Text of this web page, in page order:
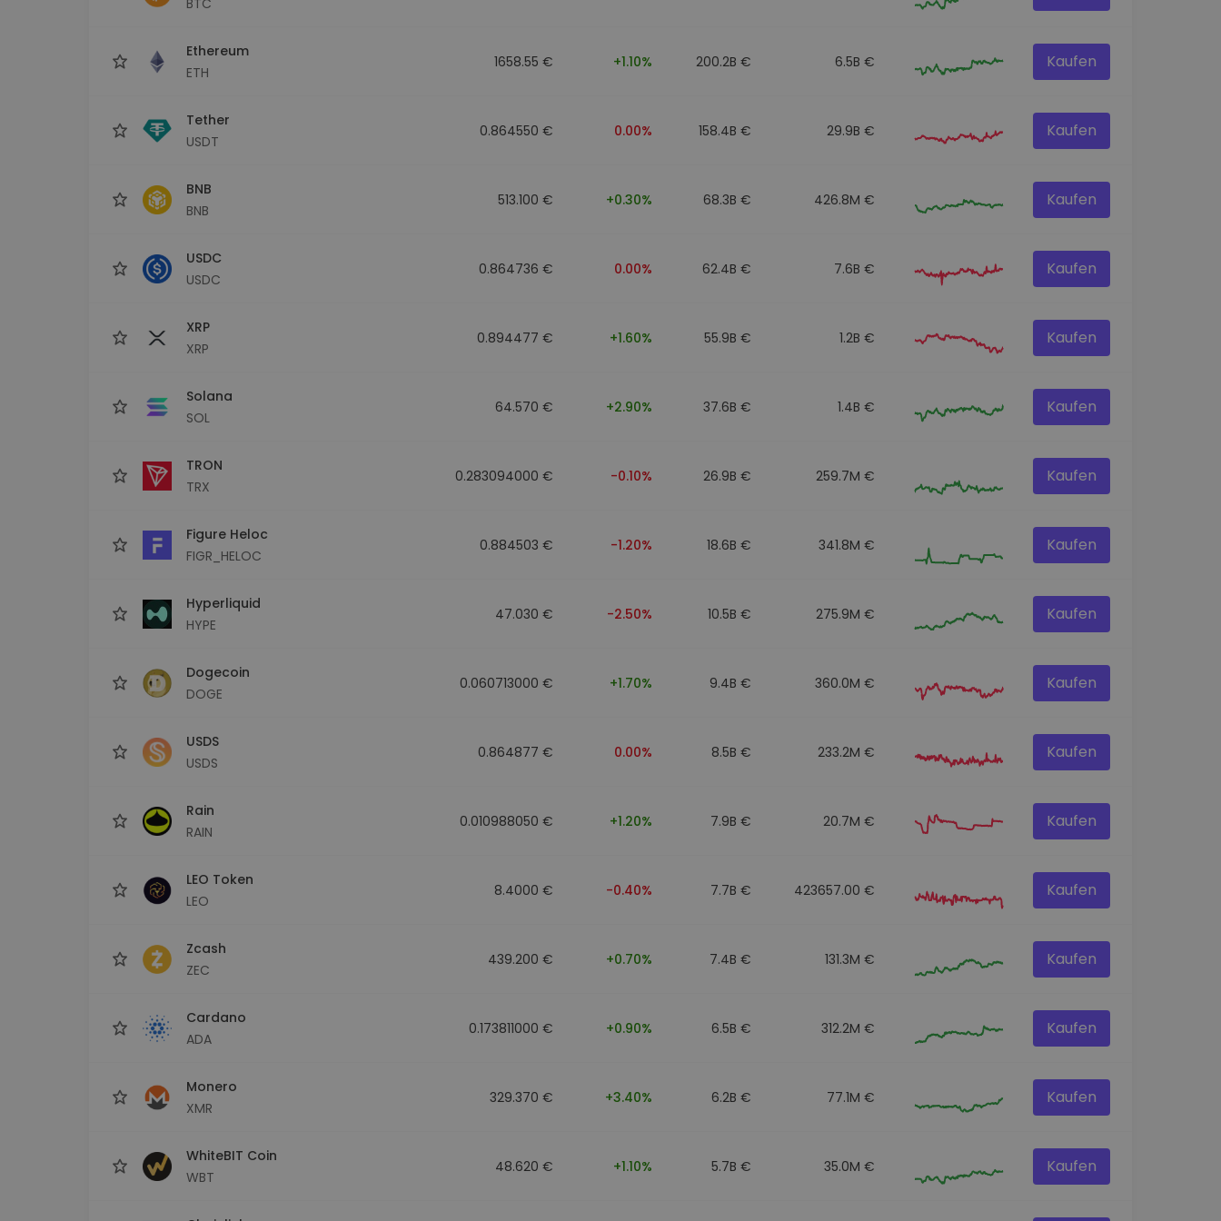
Finde deine Krypto-Strategie
Ethereum
ETH
1658.55 € +1.10% 200.2B € 6.5B € Kaufen
Tether
USDT
0.864550 € 0.00% 158.4B € 29.9B € Kaufen
BNB
BNB
513.100 € +0.30% 68.3B € 426.8M € Kaufen
USDC
USDC
0.864736 € 0.00% 62.4B € 7.6B € Kaufen
XRP
XRP
0.894477 € +1.60% 55.9B € 1.2B € Kaufen
Solana
SOL
64.570 € +2.90% 37.6B € 1.4B € Kaufen
TRON
TRX
0.283094000 € -0.10% 26.9B € 259.7M € Kaufen
Figure Heloc
FIGR_HELOC
0.884503 € -1.20% 18.6B € 341.8M € Kaufen
Hyperliquid
HYPE
47.030 € -2.50% 10.5B € 275.9M € Kaufen
Dogecoin
DOGE
0.060713000 € +1.70% 9.4B € 360.0M € Kaufen
USDS
USDS
0.864877 € 0.00% 8.5B € 233.2M € Kaufen
Rain
RAIN
0.010988050 € +1.20% 7.9B € 20.7M € Kaufen
LEO Token
LEO
8.4000 € -0.40% 7.7B € 423657.00 € Kaufen
Zcash
ZEC
439.200 € +0.70% 7.4B € 131.3M € Kaufen
Cardano
ADA
0.173811000 € +0.90% 6.5B € 312.2M € Kaufen
Monero
XMR
329.370 € +3.40% 6.2B € 77.1M € Kaufen
WhiteBIT Coin
WBT
48.620 € +1.10% 5.7B € 35.0M € Kaufen